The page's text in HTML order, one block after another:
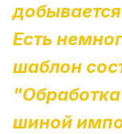
Есть
шаблон
шиной